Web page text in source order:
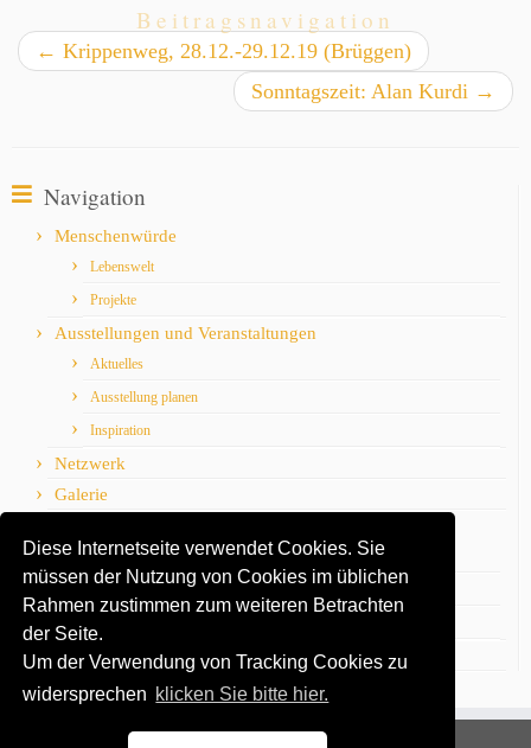
Diese Internetseite verwendet Cookies. Sie
müssen der Nutzung von Cookies im üblichen
Rahmen zustimmen zum weiteren Betrachten
der Seite.
Um der Verwendung von Tracking Cookies zu
widersprechen klicken Sie bitte hier.
Beitragsnavigation
← Krippenweg, 28.12.-29.12.19 (Brüggen)
Sonntagszeit: Alan Kurdi →
Navigation
Menschenwürde
Lebenswelt
Projekte
Ausstellungen und Veranstaltungen
Aktuelles
Ausstellung planen
Inspiration
Netzwerk
Galerie
Presse
Arbeitshilfen, Schönes und Praktisches
Vita